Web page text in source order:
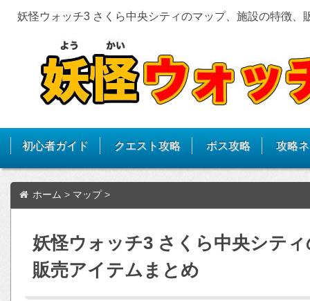
妖怪ウォッチ3 さくら中央シティのマップ、施設の特徴、
初心者ガイド クエスト攻略 ボス攻略 攻略
ホーム > マップ >
妖怪ウォッチ3 さくら中央シテ
販売アイテムまとめ